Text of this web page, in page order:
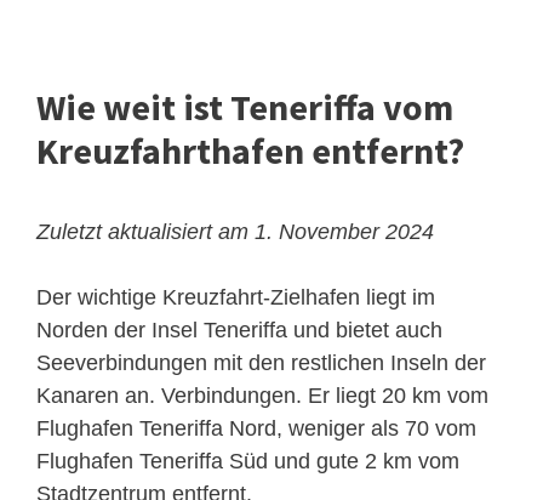
Wie weit ist Teneriffa vom
Kreuzfahrthafen entfernt?
Zuletzt aktualisiert am 1. November 2024
Der wichtige Kreuzfahrt-Zielhafen liegt im
Norden der Insel Teneriffa und bietet auch
Seeverbindungen mit den restlichen Inseln der
Kanaren an. Verbindungen. Er liegt 20 km vom
Flughafen Teneriffa Nord, weniger als 70 vom
Flughafen Teneriffa Süd und gute 2 km vom
Stadtzentrum entfernt.